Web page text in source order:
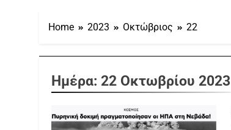
Home 2023 Οκτώβριος 22
Ημέρα: 22 Οκτωβρίου 2023